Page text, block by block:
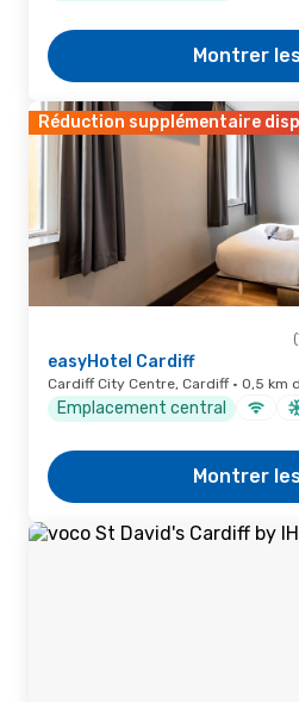
Montrer
Réduction supplémentaire
easyHotel Cardiff
Cardiff City Centre, Cardiff · 0,5 km
Emplacement central
Montrer